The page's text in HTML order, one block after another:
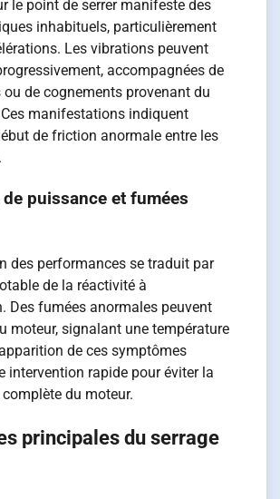
le point de serrer manifeste des
inhabituels, particulièrement
Les vibrations peuvent
accompagnées de
de cognements provenant du
manifestations indiquent
de friction anormale entre les
puissance et fumées
des performances se traduit par
de la réactivité à
Des fumées anormales peuvent
moteur, signalant une température
de ces symptômes
intervention rapide pour éviter la
du moteur.
principales du serrage